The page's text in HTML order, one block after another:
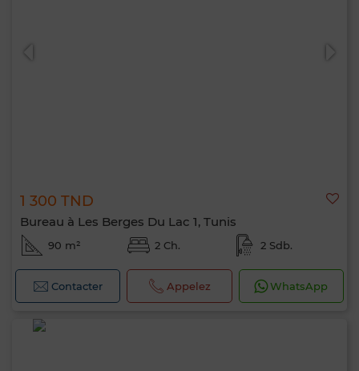
1 300 TND
Bureau à Les Berges Du Lac 1, Tunis
90 m² 2 Ch. 2 Sdb.
Contacter Appelez WhatsApp